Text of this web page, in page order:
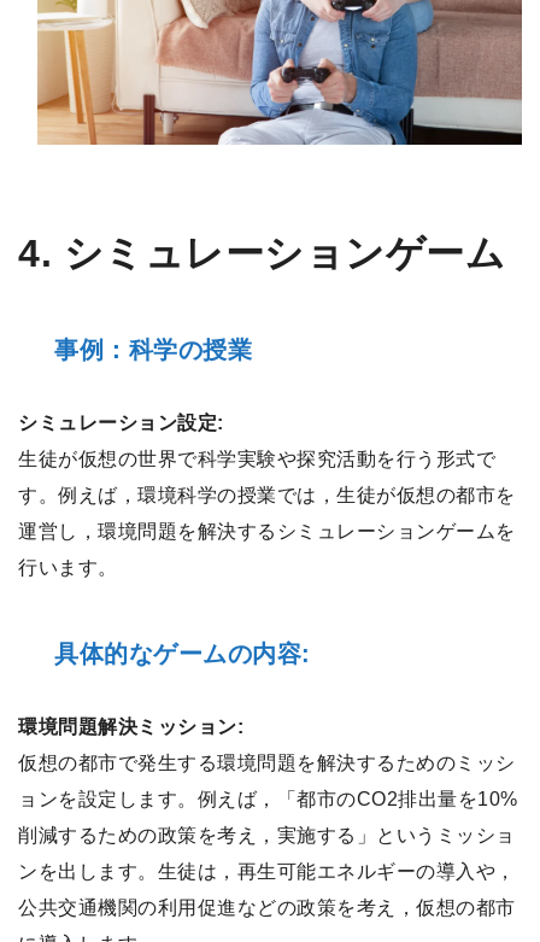
4. シミュレーションゲーム
事例：科学の授業
シミュレーション設定:
生徒が仮想の世界で科学実験や探究活動を行う形式で
す。例えば，環境科学の授業では，生徒が仮想の都市を
運営し，環境問題を解決するシミュレーションゲームを
行います。
具体的なゲームの内容:
環境問題解決ミッション:
仮想の都市で発生する環境問題を解決するためのミッシ
ョンを設定します。例えば，「都市のCO2排出量を10%
削減するための政策を考え，実施する」というミッショ
ンを出します。生徒は，再生可能エネルギーの導入や，
公共交通機関の利用促進などの政策を考え，仮想の都市